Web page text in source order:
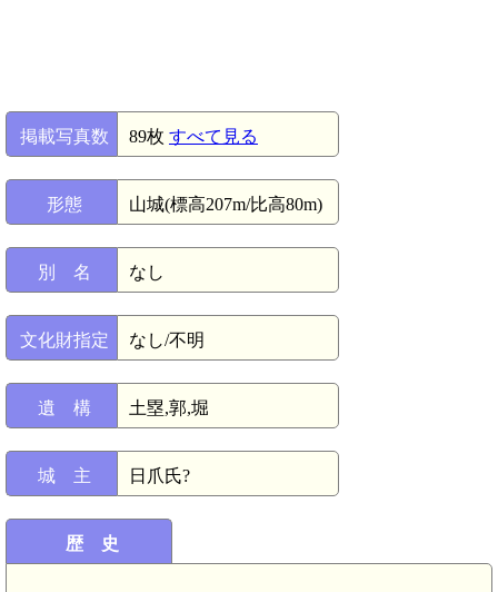
掲載写真数 89枚 すべて見る
形態 山城(標高207m/比高80m)
別 名 なし
文化財指定 なし/不明
遺 構 土塁,郭,堀
城 主 日爪氏?
歴 史